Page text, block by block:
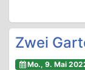
Zwei
Mo., 9. Mai